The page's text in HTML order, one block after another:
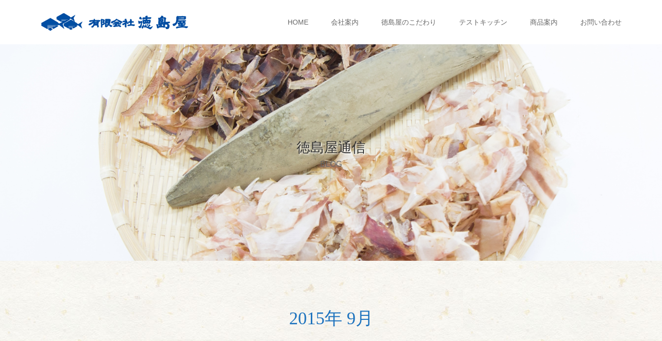
HOME 会社案内 徳島屋のこだわり テストキッチン 商品案内 お問い合わせ
徳島屋通信
BLOG
2015年 9月